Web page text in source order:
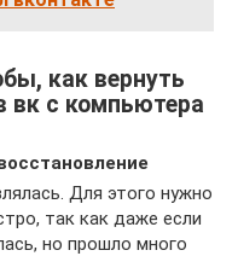
как вернуть
вк с компьютера
Для этого нужно
так как даже если
но прошло много